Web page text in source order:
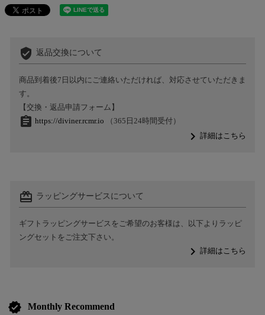
verified_user 返品交換について
商品到着後7日以内にご連絡いただければ、対応させていただきま
す。
【交換・返品申請フォーム】
assignment https://diviner.rcmr.io （365日24時間受付）
navigate_next詳細はこちら
card_giftcard ラッピングサービスについて
ギフトラッピングサービスをご希望のお客様は、以下よりラッピ
ングセットをご注文下さい。
navigate_next詳細はこちら
verified Monthly Recommend